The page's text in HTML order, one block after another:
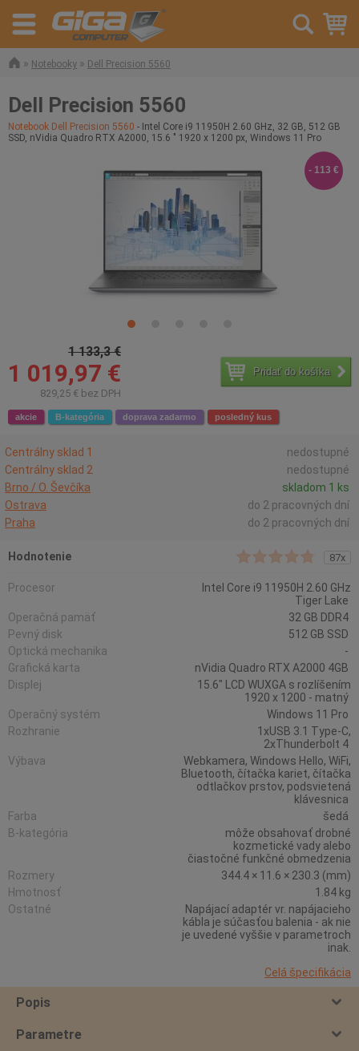
» Notebooky » Dell Precision 5560
Dell Precision 5560
Notebook Dell Precision 5560 - Intel Core i9 11950H 2.60 GHz, 32 GB, 512 GB
SSD, nVidia Quadro RTX A2000, 15.6 " 1920 x 1200 px, Windows 11 Pro
1 133,3 €
1 019,97 €
829,25 € bez DPH
Pridať do košíka
akcie B-kategória doprava zadarmo posledný kus
- 113 €
Centrálny sklad 1
nedostupné
Centrálny sklad 2
nedostupné
Brno / O. Ševčíka
skladom 1 ks
Ostrava
do 2 pracovných dní
Praha
do 2 pracovných dní
Hodnotenie 87x
Procesor
Intel Core i9 11950H 2.60 GHz
Tiger Lake
Operačná pamäť
32 GB DDR4
Pevný disk
512 GB SSD
Optická mechanika
-
Grafická karta
nVidia Quadro RTX A2000 4GB
Displej
15.6" LCD WUXGA s rozlíšením
1920 x 1200 - matný
Operačný systém
Windows 11 Pro
Rozhranie
1xUSB 3.1 Type-C,
2xThunderbolt 4
Výbava
Webkamera, Windows Hello, WiFi,
Bluetooth, čítačka kariet, čítačka
odtlačkov prstov, podsvietená
klávesnica
Farba
šedá
B-kategória
môže obsahovať drobné
kozmetické vady alebo
čiastočné funkčné obmedzenia
Rozmery
344.4 × 11.6 × 230.3 (mm)
Hmotnosť
1.84 kg
Ostatné
Napájací adaptér vr. napájacieho
kábla je súčasťou balenia - ak nie
je uvedené vyššie v parametroch
inak.
Celá špecifikácia
Popis
Parametre